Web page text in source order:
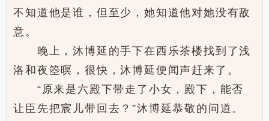
不知道他是谁，但至少，她知道他对她没有敌
意。
晚上，沐博延的手下在西乐茶楼找到了浅
洛和夜箜暝，很快，沐博延便闻声赶来了。
“原来是六殿下带走了小女，殿下，能否
让臣先把宸儿带回去？”沐博延恭敬的问道。